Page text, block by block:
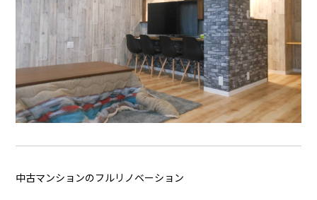
中古マンションのフルリノベーション